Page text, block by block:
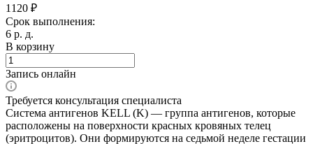
1120 ₽
Срок выполнения:
6 р. д.
В корзину
Запись онлайн
Требуется консультация специалиста
Система антигенов KELL (K) — группа антигенов, которые
расположены на поверхности красных кровяных телец
(эритроцитов). Они формируются на седьмой неделе гестации